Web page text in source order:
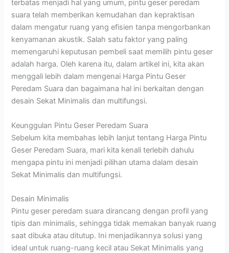
terbatas menjadi hal yang umum, pintu geser peredam
suara telah memberikan kemudahan dan kepraktisan
dalam mengatur ruang yang efisien tanpa mengorbankan
kenyamanan akustik. Salah satu faktor yang paling
memengaruhi keputusan pembeli saat memilih pintu geser
adalah harga. Oleh karena itu, dalam artikel ini, kita akan
menggali lebih dalam mengenai Harga Pintu Geser
Peredam Suara dan bagaimana hal ini berkaitan dengan
desain Sekat Minimalis dan multifungsi.
Keunggulan Pintu Geser Peredam Suara
Sebelum kita membahas lebih lanjut tentang Harga Pintu
Geser Peredam Suara, mari kita kenali terlebih dahulu
mengapa pintu ini menjadi pilihan utama dalam desain
Sekat Minimalis dan multifungsi.
Desain Minimalis
Pintu geser peredam suara dirancang dengan profil yang
tipis dan minimalis, sehingga tidak memakan banyak ruang
saat dibuka atau ditutup. Ini menjadikannya solusi yang
ideal untuk ruang-ruang kecil atau Sekat Minimalis yang